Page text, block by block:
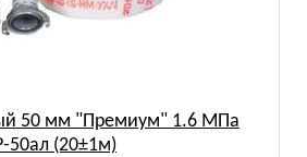
50 мм "Премиум" 1.6 МПа
50ал (20±1м)